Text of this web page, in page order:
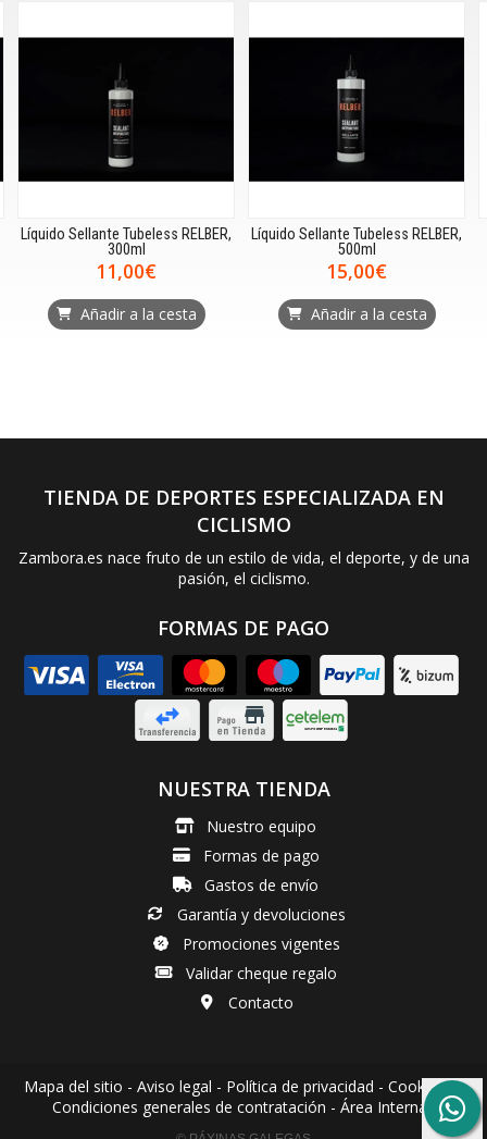
Líquido Sellante Tubeless RELBER,
300ml
11,00€
Añadir a la cesta
Líquido Sellante Tubeless RELBER,
500ml
15,00€
Añadir a la cesta
TIENDA DE DEPORTES ESPECIALIZADA EN
CICLISMO
Zambora.es nace fruto de un estilo de vida, el deporte, y de una
pasión, el ciclismo.
FORMAS DE PAGO
NUESTRA TIENDA
Nuestro equipo
Formas de pago
Gastos de envío
Garantía y devoluciones
Promociones vigentes
Validar cheque regalo
Contacto
Mapa del sitio - Aviso legal - Política de privacidad - Cookies-
Condiciones generales de contratación - Área Interna